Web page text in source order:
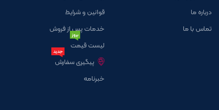
درباره ما
تماس با ما
قوانین و شرایط
خدمات پس از فروش
لیست قیمت
بروز
پیگیری سفارش
جدید
خبرنامه